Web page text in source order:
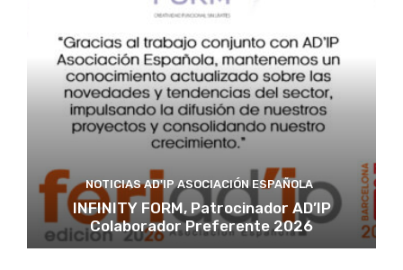
NOTICIAS AD'IP ASOCIACIÓN ESPAÑOLA
INFINITY FORM, Patrocinador AD’IP
Colaborador Preferente 2026